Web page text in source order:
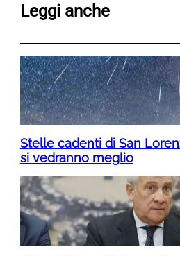
Leggi anche
Stelle cadenti di San
si vedranno meglio